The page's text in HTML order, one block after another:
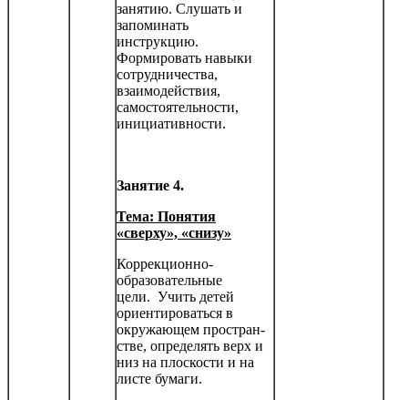
занятию. Слушать и
запоминать
инструкцию.
Формировать навыки
сотрудничества,
взаимодействия,
самостоятельности,
инициатив­ности.
Занятие 4.
Тема: Понятия
«сверху», «снизу»
Коррекционно-
образовательные
цели. Учить детей
ориентироваться в
окружающем простран­
стве, определять верх и
низ на плоскости и на
листе бумаги.